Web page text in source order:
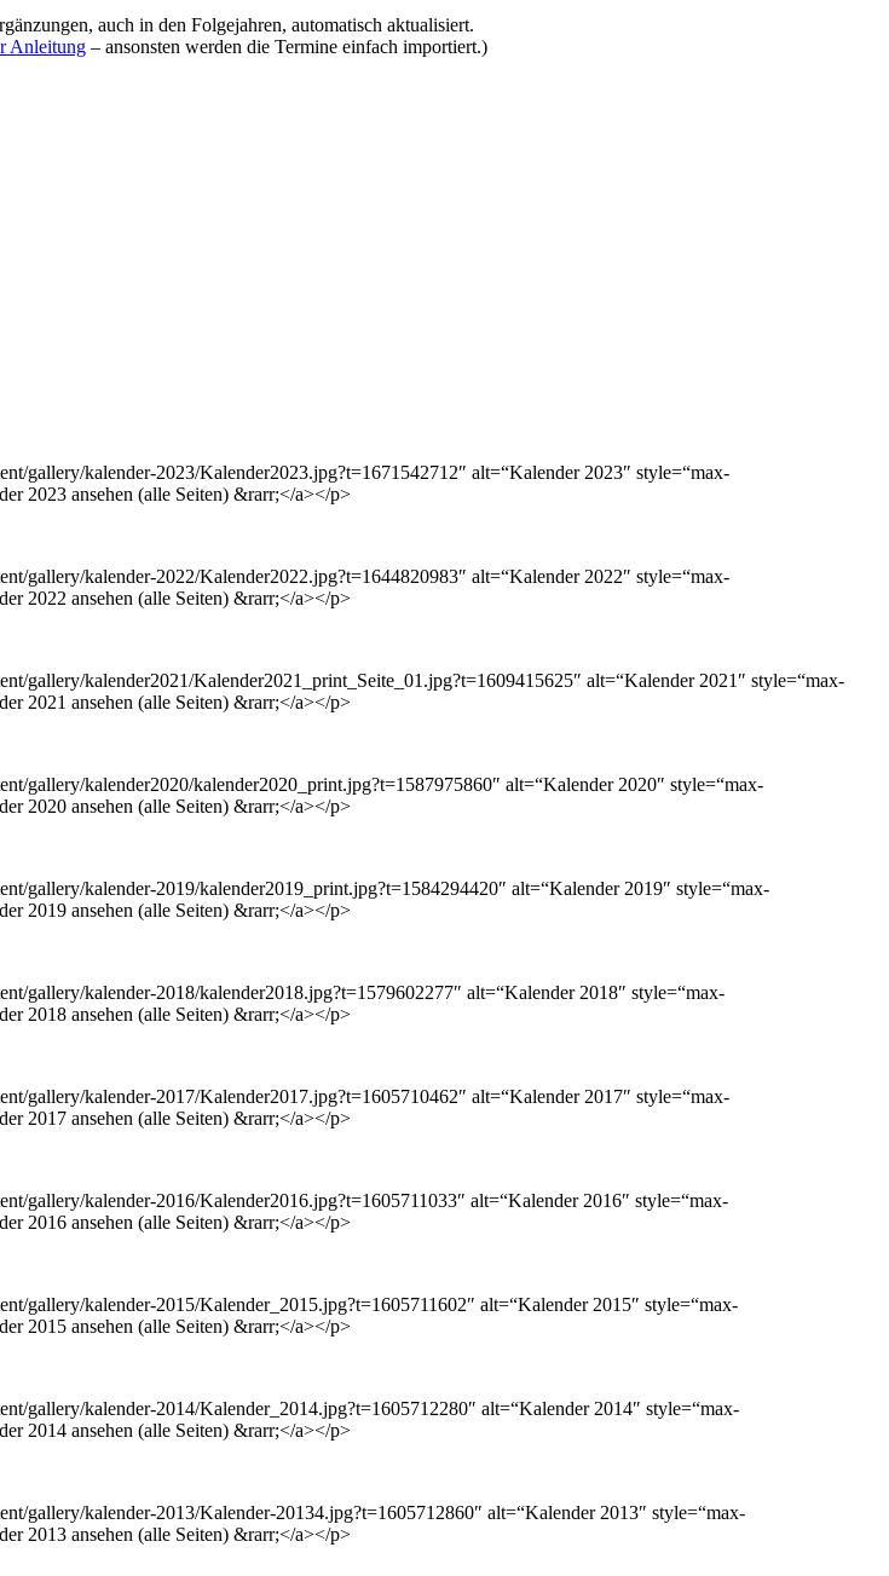
auch in den Folgejahren, automatisch aktualisiert.
Anleitung – ansonsten werden die Termine einfach importiert.)
gallery/kalender-2023/Kalender2023.jpg?t=1671542712″ alt=“Kalender 2023″ style=“max-
2023 ansehen (alle Seiten) &rarr;</a></p>
gallery/kalender-2022/Kalender2022.jpg?t=1644820983″ alt=“Kalender 2022″ style=“max-
2022 ansehen (alle Seiten) &rarr;</a></p>
gallery/kalender2021/Kalender2021_print_Seite_01.jpg?t=1609415625″ alt=“Kalender 2021″ style=“max-
2021 ansehen (alle Seiten) &rarr;</a></p>
gallery/kalender2020/kalender2020_print.jpg?t=1587975860″ alt=“Kalender 2020″ style=“max-
2020 ansehen (alle Seiten) &rarr;</a></p>
gallery/kalender-2019/kalender2019_print.jpg?t=1584294420″ alt=“Kalender 2019″ style=“max-
2019 ansehen (alle Seiten) &rarr;</a></p>
gallery/kalender-2018/kalender2018.jpg?t=1579602277″ alt=“Kalender 2018″ style=“max-
2018 ansehen (alle Seiten) &rarr;</a></p>
gallery/kalender-2017/Kalender2017.jpg?t=1605710462″ alt=“Kalender 2017″ style=“max-
2017 ansehen (alle Seiten) &rarr;</a></p>
gallery/kalender-2016/Kalender2016.jpg?t=1605711033″ alt=“Kalender 2016″ style=“max-
2016 ansehen (alle Seiten) &rarr;</a></p>
gallery/kalender-2015/Kalender_2015.jpg?t=1605711602″ alt=“Kalender 2015″ style=“max-
2015 ansehen (alle Seiten) &rarr;</a></p>
gallery/kalender-2014/Kalender_2014.jpg?t=1605712280″ alt=“Kalender 2014″ style=“max-
2014 ansehen (alle Seiten) &rarr;</a></p>
gallery/kalender-2013/Kalender-20134.jpg?t=1605712860″ alt=“Kalender 2013″ style=“max-
2013 ansehen (alle Seiten) &rarr;</a></p>